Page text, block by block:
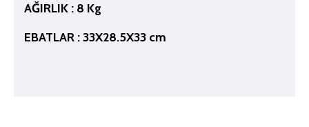
AĞIRLIK : 8 Kg
EBATLAR : 33X28.5X33 cm